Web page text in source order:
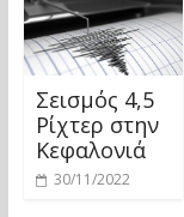
Σεισμός 4,5
Ρίχτερ στην
Κεφαλονιά
30/11/2022